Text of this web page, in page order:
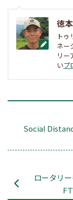
徳
ト
ネー
リー
いプ
Social
ロータリ